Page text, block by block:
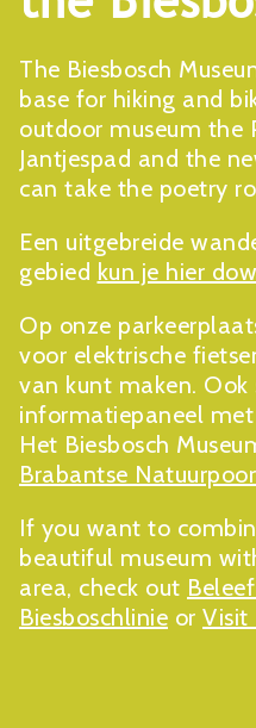
The Biesbosch
base for hiking and
outdoor museum the
Jantjespad and the
can take the poetry
Een uitgebreide
gebied kun je hier
Op onze
voor elektrische
van kunt maken. Ook
informatiepaneel
Het Biesbosch
Brabantse
If you want to
beautiful museum
area, check out
Biesboschlinie or Visit